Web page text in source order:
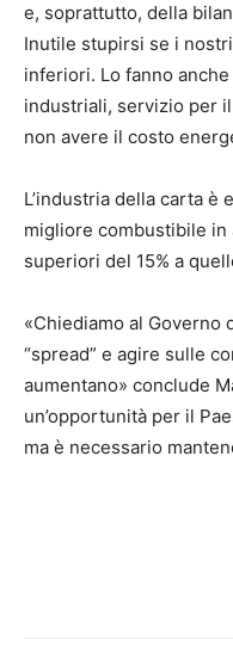
e, soprattutto, della
Inutile stupirsi se i
inferiori. Lo fanno
industriali, servizio per
non avere il costo
L’industria della carta è
migliore combustibile in
superiori del 15% a
«Chiediamo al
“spread” e agire sulle
aumentano» conclude
un’opportunità per il
ma è necessario